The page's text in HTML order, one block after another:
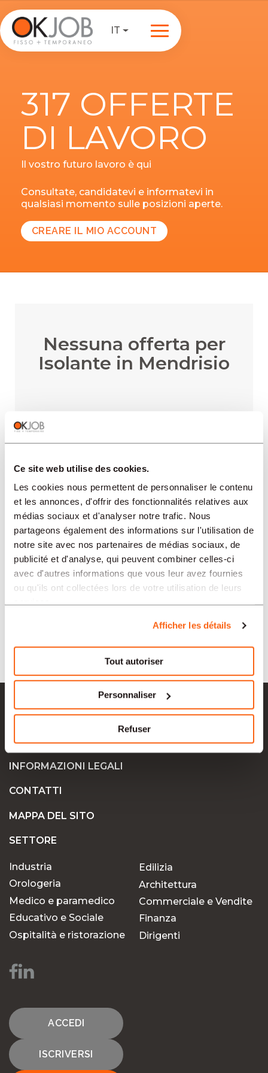
Ce site web utilise des cookies.
Les cookies nous permettent de personnaliser le contenu
et les annonces, d'offrir des fonctionnalités relatives aux
médias sociaux et d'analyser notre trafic. Nous
partageons également des informations sur l'utilisation de
notre site avec nos partenaires de médias sociaux, de
publicité et d'analyse, qui peuvent combiner celles-ci
avec d'autres informations que vous leur avez fournies
ou qu'ils ont collectées lors de votre utilisation de leurs
Afficher les détails
Tout autoriser
Personnaliser
Refuser
IT
317 OFFERTE
DI LAVORO
Il vostro futuro lavoro è qui
Consultate, candidatevi e informatevi in
qualsiasi momento sulle posizioni aperte.
CREARE IL MIO ACCOUNT
Nessuna offerta per
Isolante in Mendrisio
REGIONI
SETTORI
TIPO
LINGUA
OFFERTE DI LAVORO
AZIENDE
INFORMAZIONI LEGALI
CONTATTI
MAPPA DEL SITO
SETTORE
Industria
Orologeria
Medico e paramedico
Educativo e Sociale
Ospitalità e ristorazione
Edilizia
Architettura
Commerciale e Vendite
Finanza
Dirigenti
ACCEDI
ISCRIVERSI